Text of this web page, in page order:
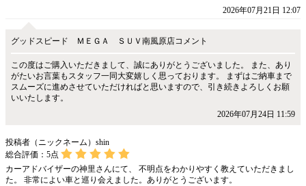
2026年07月21日 12:07
グッドスピード ＭＥＧＡ ＳＵＶ南風原店コメント
この度はご購入いただきまして、誠にありがとうございました。 また、あり
がたいお言葉もスタッフ一同大変嬉しく思っております。 まずはご納車まで
スムーズに進めさせていただければと思いますので、引き続きよろしくお願
いいたします。
2026年07月24日 11:59
投稿者（ニックネーム）shin
総合評価： 5点
カーアドバイザーの神里さんにて、 不明点をわかりやすく教えていただきまし
た。 非常によい車と巡り会えました。ありがとうございます。